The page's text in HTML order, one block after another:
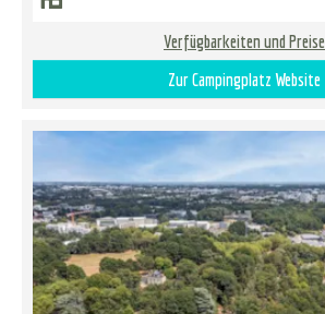
Verfügbarkeiten und Preise
Zur Campingplatz Website